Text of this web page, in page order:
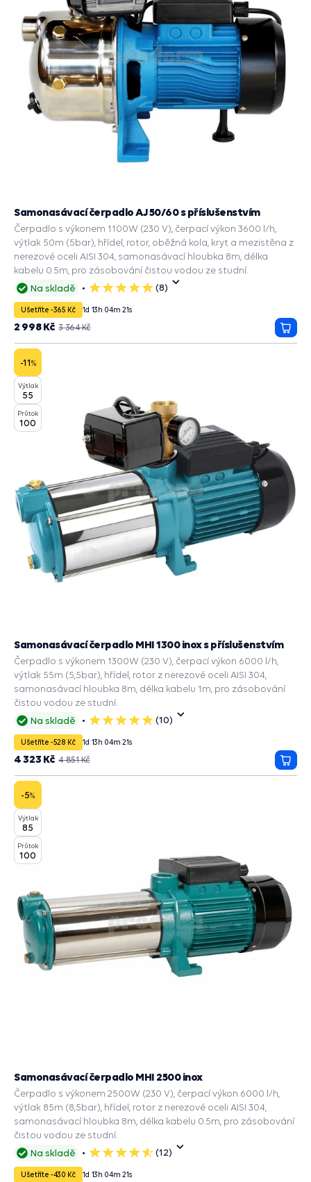
Na skladě
5
(8)
Samonasávací čerpadlo AJ 50/60 s příslušenstvím
Čerpadlo s výkonem 1100W (230 V), čerpací výkon 3600 l/h,
výtlak 50m (5bar), hřídel, rotor, oběžná kola, kryt a mezistěna z
nerezové oceli AISI 304, samonasávací hloubka 8m, délka
kabelu 0.5m, pro zásobování čistou vodou ze studní.
Ušetříte -365 Kč 1d 13h 04m 20s
3 364 Kč
2 998 Kč
do
-11%
Výtlak
55
Průtok
100
Na skladě
5
(10)
Samonasávací čerpadlo MHI 1300 inox s příslušenstvím
Čerpadlo s výkonem 1300W (230 V), čerpací výkon 6000 l/h,
výtlak 55m (5,5bar), hřídel, rotor z nerezové oceli AISI 304,
samonasávací hloubka 8m, délka kabelu 1m, pro zásobování
čistou vodou ze studní.
Ušetříte -528 Kč 1d 13h 04m 20s
4 851 Kč
4 323 Kč
do
-5%
Výtlak
85
Průtok
100
Na skladě
5
(12)
Samonasávací čerpadlo MHI 2500 inox
Čerpadlo s výkonem 2500W (230 V), čerpací výkon 6000 l/h,
výtlak 85m (8,5bar), hřídel, rotor z nerezové oceli AISI 304,
samonasávací hloubka 8m, délka kabelu 0.5m, pro zásobování
čistou vodou ze studní.
Ušetříte -430 Kč 1d 13h 04m 20s